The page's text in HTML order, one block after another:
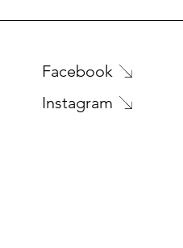
Facebook
Instagram